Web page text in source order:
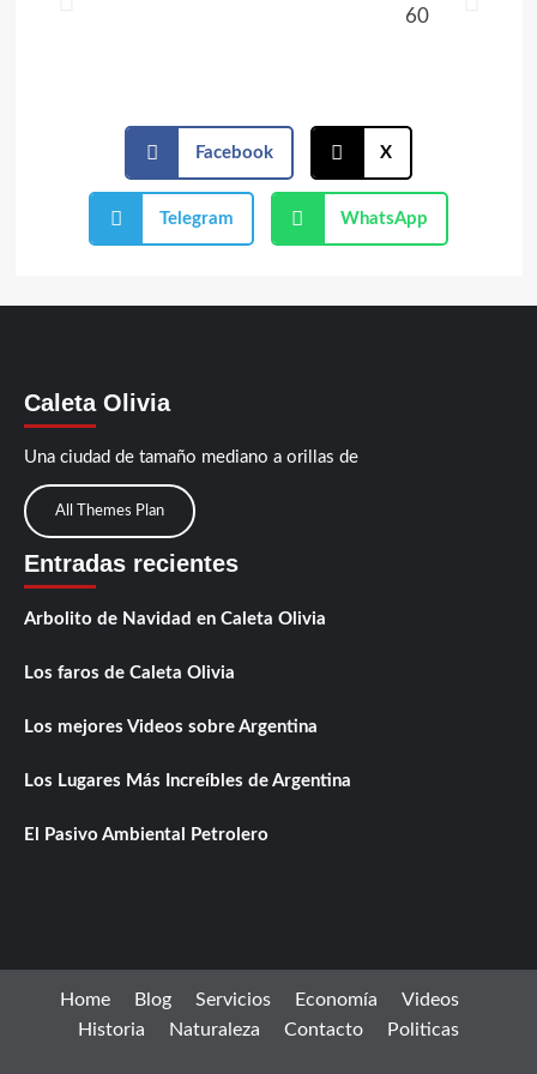
Facebook X
Telegram WhatsApp
Caleta Olivia
Una ciudad de tamaño mediano a orillas de
All Themes Plan
Entradas recientes
Arbolito de Navidad en Caleta Olivia
Los faros de Caleta Olivia
Los mejores Videos sobre Argentina
Los Lugares Más Increíbles de Argentina
El Pasivo Ambiental Petrolero
Home Blog Servicios Economía
Videos
Historia
Naturaleza Contacto Politicas